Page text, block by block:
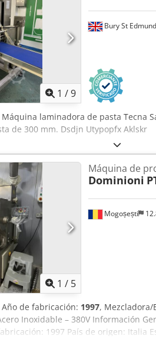
1 /9
Bury St
Máquina laminadora de pasta Tecna
de 300 mm. Dsdjn Utypopfx Aklskr
1 / 5
Mogoșești
Máquina de
Dominioni
Año de fabricación: 1997,
Inoxidable – 380V Información
1997 País de origen: Italia